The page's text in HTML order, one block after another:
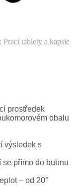
Prací tablety a kapsle
prostředek
obalu
výsledek s
přímo do bubnu
– od 20°